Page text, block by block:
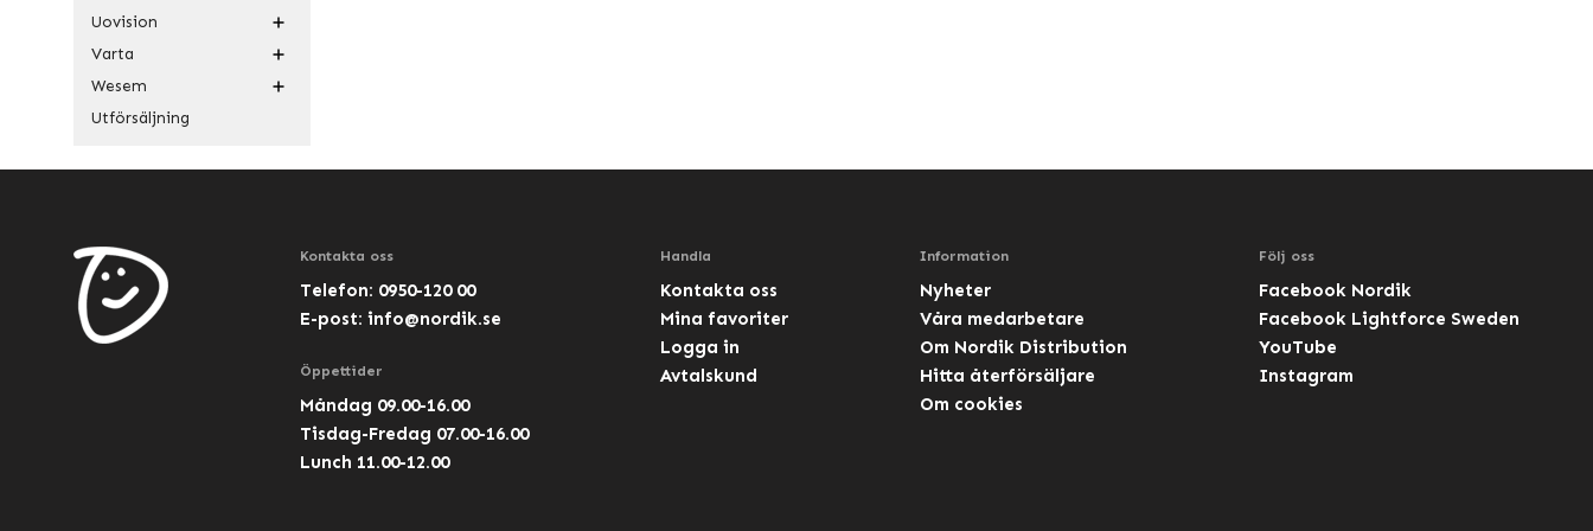
Uovision
Varta
Wesem
Utförsäljning
Kontakta oss
Telefon: 0950-120 00
E-post: info@nordik.se
Öppettider
Måndag 09.00-16.00
Tisdag-Fredag 07.00-16.00
Lunch 11.00-12.00
Handla
Kontakta oss
Mina favoriter
Logga in
Avtalskund
Information
Nyheter
Våra medarbetare
Om Nordik Distribution
Hitta återförsäljare
Om cookies
Följ oss
Facebook Nordik
Facebook Lightforce Sweden
YouTube
Instagram